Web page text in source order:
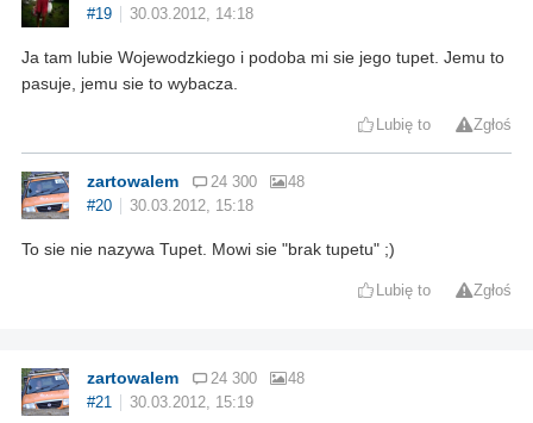
#19
30.03.2012, 14:18
Ja tam lubie Wojewodzkiego i podoba mi sie jego tupet. Jemu to
pasuje, jemu sie to wybacza.
Lubię to Zgłoś
zartowalem 24 300
48
#20
30.03.2012, 15:18
To sie nie nazywa Tupet. Mowi sie "brak tupetu" ;)
Lubię to Zgłoś
zartowalem 24 300
48
#21
30.03.2012, 15:19